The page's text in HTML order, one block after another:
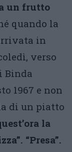
un frutto
quando la
in
verso
Binda
1967 e non
di un piatto
la
“Presa”.